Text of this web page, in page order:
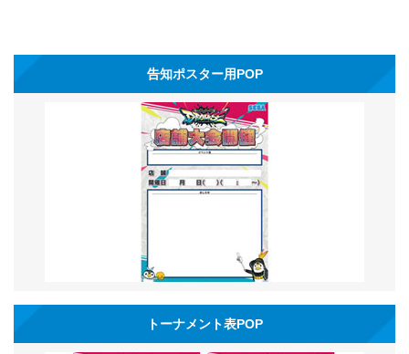
告知ポスター用POP
トーナメント表POP